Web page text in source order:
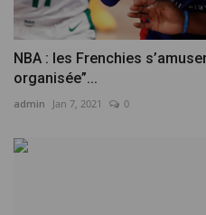
NBA : les Frenchies
organisée”...
admin Jan 7, 2021 0